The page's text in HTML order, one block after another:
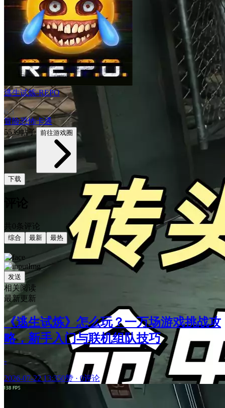
逃生试炼-REPO
6.3
冒险恐怖卡通
5539帖子 前往游戏圈
下载
评论
共0条评论
综合 最新 最热
发送
相关阅读
最新更新
《逃生试炼》怎么玩？一万场游戏挑战攻
略，新手入门与联机组队技巧
-
2026-07-22 13:350赞 · 0评论